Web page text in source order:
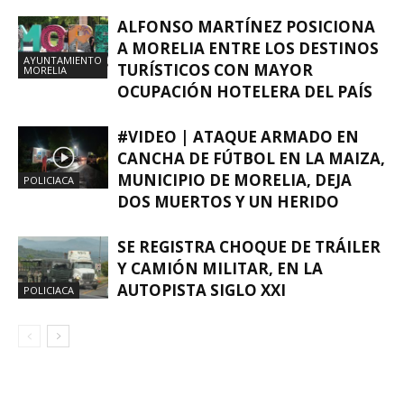
AYUNTAMIENTO
MORELIA
ALFONSO MARTÍNEZ POSICIONA
A MORELIA ENTRE LOS DESTINOS
TURÍSTICOS CON MAYOR
OCUPACIÓN HOTELERA DEL PAÍS
POLICIACA
#VIDEO | ATAQUE ARMADO EN
CANCHA DE FÚTBOL EN LA MAIZA,
MUNICIPIO DE MORELIA, DEJA
DOS MUERTOS Y UN HERIDO
POLICIACA
SE REGISTRA CHOQUE DE TRÁILER
Y CAMIÓN MILITAR, EN LA
AUTOPISTA SIGLO XXI